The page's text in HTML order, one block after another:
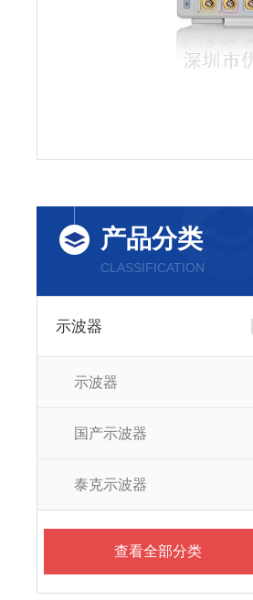
产品分类
CLASSIFICATION
示波器
示波器
国产示波器
泰克示波器
查看全部分类